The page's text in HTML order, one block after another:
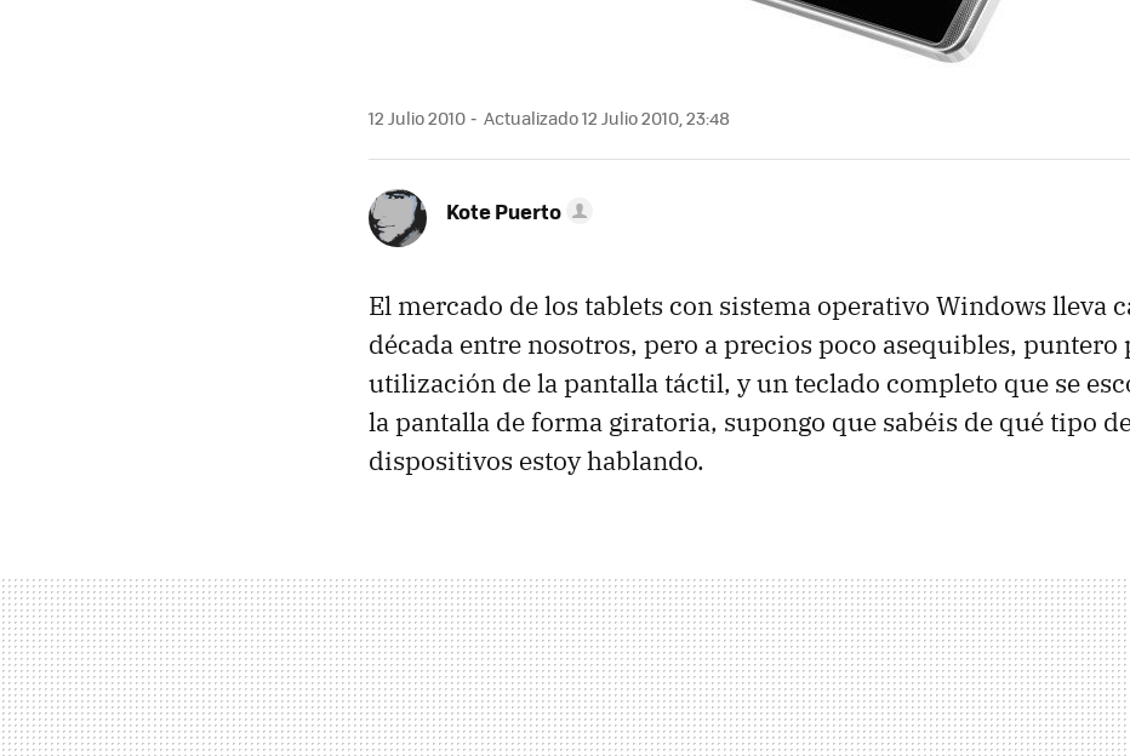
12 Julio 2010 Actualizado 12 Julio 2010, 23:48
Kote Puerto
El mercado de los tablets con sistema operativo Windows lleva
década entre nosotros, pero a precios poco asequibles, puntero
utilización de la pantalla táctil, y un teclado completo que se
la pantalla de forma giratoria, supongo que sabéis de qué tipo
dispositivos estoy hablando.